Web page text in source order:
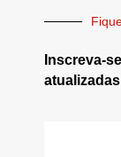
Inscreva-
atualizadas